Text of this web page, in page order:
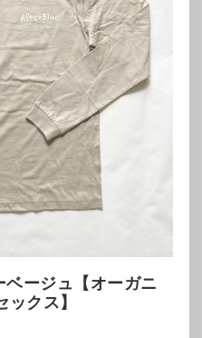
ージュ【オーガニ
クス】